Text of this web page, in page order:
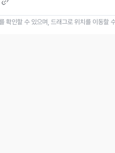
확인할 수 있으며, 드래그로 위치를 이동할